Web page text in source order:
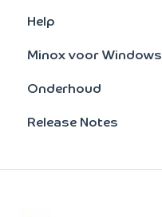
Help
Administratie
Onderhoud
Taken
Minox voor Windows
update-installatie
Onderhoud
Bankenkoppeling
Release Notes